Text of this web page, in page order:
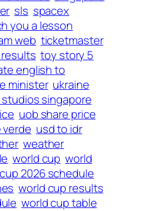
sls spacex
you a lesson
web ticketmaster
toy story 5
english to
minister ukraine
singapore
uob share price
verde usd to idr
weather
world cup world
2026 schedule
world cup results
world cup table